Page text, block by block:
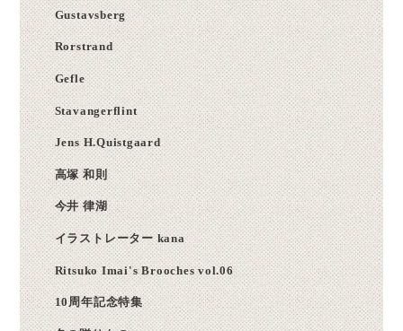
Gustavsberg
Rorstrand
Gefle
Stavangerflint
Jens H.Quistgaard
高塚 和則
今井 律湖
イラストレーター kana
Ritsuko Imai's Brooches vol.06
10周年記念特集